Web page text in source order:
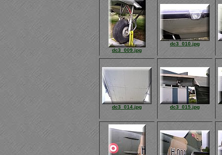
dc3_009.jpg
dc3_010.jpg
dc3_014.jpg dc3_015.jpg